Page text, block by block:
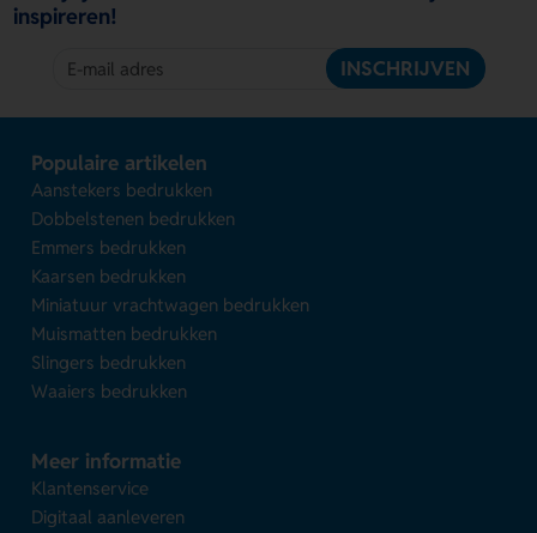
inspireren!
INSCHRIJVEN
Populaire artikelen
Aanstekers bedrukken
Dobbelstenen bedrukken
Emmers bedrukken
Kaarsen bedrukken
Miniatuur vrachtwagen bedrukken
Muismatten bedrukken
Slingers bedrukken
Waaiers bedrukken
Meer informatie
Klantenservice
Digitaal aanleveren